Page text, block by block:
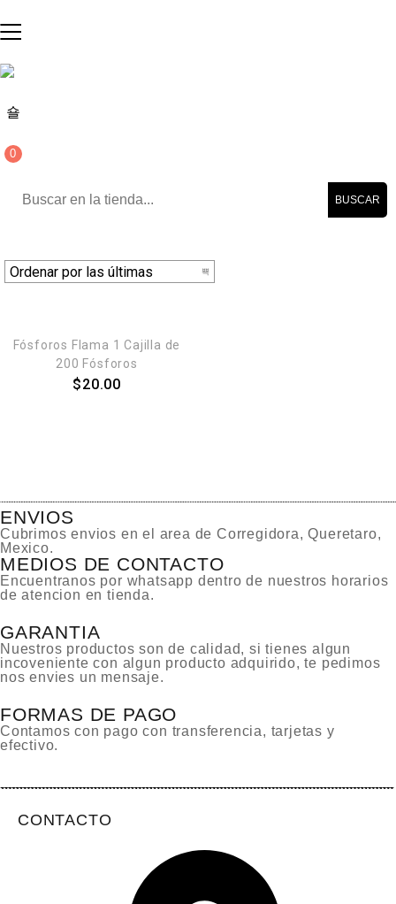
0
BUSCAR
Fósforos Flama 1 Cajilla de
200 Fósforos
$20.00
ENVIOS
Cubrimos envios en el area de Corregidora, Queretaro,
Mexico.
MEDIOS DE CONTACTO
Encuentranos por whatsapp dentro de nuestros horarios
de atencion en tienda.
GARANTIA
Nuestros productos son de calidad, si tienes algun
incoveniente con algun producto adquirido, te pedimos
nos envies un mensaje.
FORMAS DE PAGO
Contamos con pago con transferencia, tarjetas y
efectivo.
CONTACTO